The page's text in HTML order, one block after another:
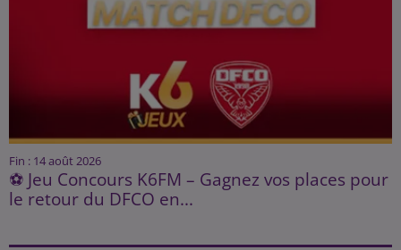
Fin : 14 août 2026
⚽ Jeu Concours K6FM – Gagnez vos places pour
le retour du DFCO en...